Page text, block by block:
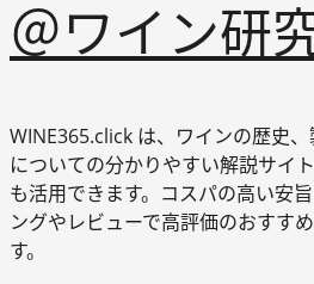
＠ワイン研
WINE365.click は、ワインの歴史
についての分かりやすい解説サイ
も活用できます。コスパの高い安
ングやレビューで高評価のおすす
す。